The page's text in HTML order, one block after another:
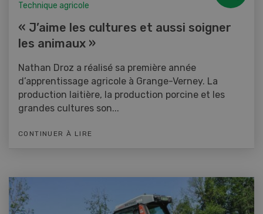
Technique agricole
« J’aime les cultures et aussi soigner
les animaux »
Nathan Droz a réalisé sa première année
d’apprentissage agricole à Grange-Verney. La
production laitière, la production porcine et les
grandes cultures son...
CONTINUER À LIRE